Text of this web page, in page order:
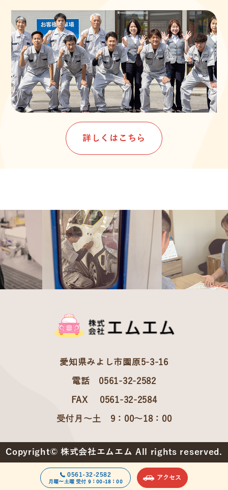
詳しくはこちら
愛知県みよし市園原5-3-16
電話 0561-32-2582
FAX 0561-32-2584
受付月～土 9：00～18：00
Copyright© 株式会社エムエム All rights reserved.
0561-32-2582
月曜～土曜 受付 9：00-18：00
アクセス